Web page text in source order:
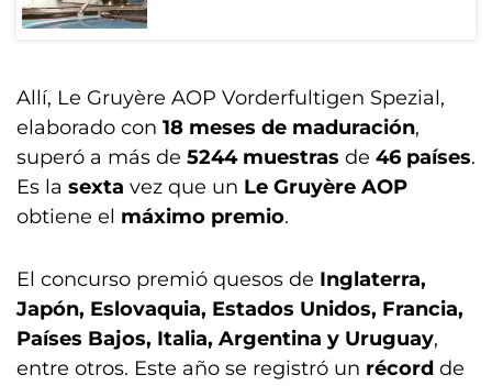
Allí, Le Gruyère AOP Vorderfultigen Spezial,
elaborado con 18 meses de maduración,
superó a más de 5244 muestras de 46 países.
Es la sexta vez que un Le Gruyère AOP
obtiene el máximo premio.
El concurso premió quesos de Inglaterra,
Japón, Eslovaquia, Estados Unidos, Francia,
Países Bajos, Italia, Argentina y Uruguay,
entre otros. Este año se registró un récord de